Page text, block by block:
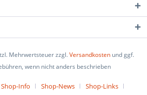
Mehrwertsteuer zzgl.Versandkosten und ggf.
wenn nicht anders beschrieben
Shop-Info Shop-News Shop-Links